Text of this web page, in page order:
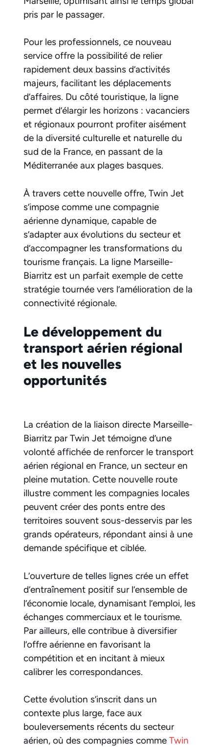
pris par le passager.
Pour les professionnels, ce nouveau
service offre la possibilité de relier
rapidement deux bassins d’activités
majeurs, facilitant les déplacements
d’affaires. Du côté touristique, la ligne
permet d’élargir les horizons : vacanciers
et régionaux pourront profiter aisément
de la diversité culturelle et naturelle du
sud de la France, en passant de la
Méditerranée aux plages basques.
À travers cette nouvelle offre, Twin Jet
s’impose comme une compagnie
aérienne dynamique, capable de
s’adapter aux évolutions du secteur et
d’accompagner les transformations du
tourisme français. La ligne Marseille-
Biarritz est un parfait exemple de cette
stratégie tournée vers l’amélioration de la
connectivité régionale.
Le développement du
transport aérien régional
et les nouvelles
opportunités
La création de la liaison directe Marseille-
Biarritz par Twin Jet témoigne d’une
volonté affichée de renforcer le transport
aérien régional en France, un secteur en
pleine mutation. Cette nouvelle route
illustre comment les compagnies locales
peuvent créer des ponts entre des
territoires souvent sous-desservis par les
grands opérateurs, répondant ainsi à une
demande spécifique et ciblée.
L’ouverture de telles lignes crée un effet
d’entraînement positif sur l’ensemble de
l’économie locale, dynamisant l’emploi, les
échanges commerciaux et le tourisme.
Par ailleurs, elle contribue à diversifier
l’offre aérienne en favorisant la
compétition et en incitant à mieux
calibrer les correspondances.
Cette évolution s’inscrit dans un
contexte plus large, face aux
bouleversements récents du secteur
aérien, où des compagnies comme Twin